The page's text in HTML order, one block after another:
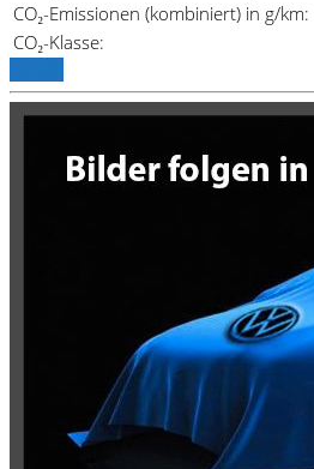
CO₂-Emissionen (kombiniert) in g/km:
CO₂-Klasse: